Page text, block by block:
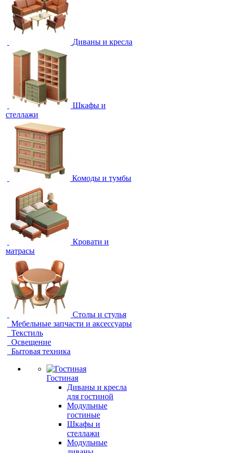
Диваны и кресла
Шкафы и
стеллажи
Комоды и тумбы
Кровати и
матрасы
Столы и стулья
Мебельные запчасти и аксессуары
Текстиль
Освещение
Бытовая техника
Гостиная
Диваны и кресла
для гостиной
Модульные
гостиные
Шкафы и
стеллажи
Модульные